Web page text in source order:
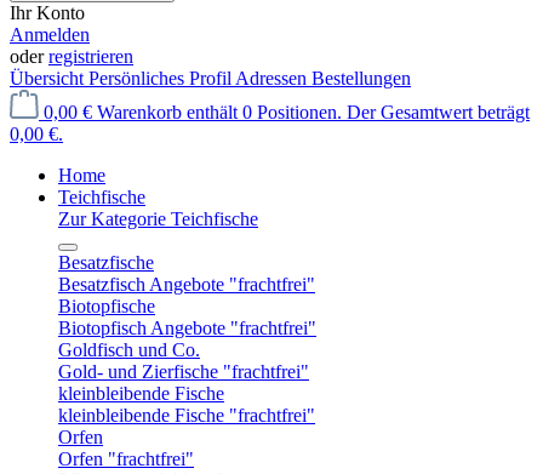
Ihr Konto
Anmelden
oderregistrieren
Übersicht Persönliches Profil Adressen Bestellungen
0,00 € Warenkorb enthält 0 Positionen. Der Gesamtwert beträgt
0,00 €.
Home
Teichfische
Zur Kategorie Teichfische
Besatzfische
Besatzfisch Angebote "frachtfrei"
Biotopfische
Biotopfisch Angebote "frachtfrei"
Goldfisch und Co.
Gold- und Zierfische "frachtfrei"
kleinbleibende Fische
kleinbleibende Fische "frachtfrei"
Orfen
Orfen "frachtfrei"